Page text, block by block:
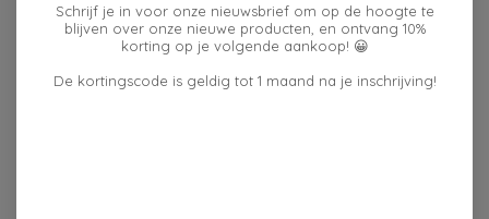
Toevoegen aan winkelwagen
Plaats bestelling
Schrijf je in voor onze nieuwsbrief om op de hoogte te
blijven over onze nieuwe producten, en ontvang 10%
korting op je volgende aankoop! 😀
De kortingscode is geldig tot 1 maand na je inschrijving!